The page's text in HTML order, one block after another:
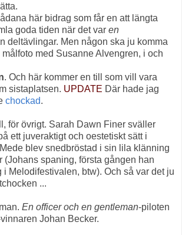
här bidrag som får en att längta
goda tiden när det var en
deltävlingar. Men någon ska ju komma
med Susanne Alvengren, i och
. Och här kommer en till som vill vara
sistaplatsen. UPDATE Där hade jag
chockad.
för övrigt. Sarah Dawn Finer sväller
ett juveraktigt och oestetiskt sätt i
blev snedbröstad i sin lila klänning
(Johans spaning, första gången han
i Melodifestivalen, btw). Och så var det ju
...
En officer och en gentleman-piloten
Johan Becker.